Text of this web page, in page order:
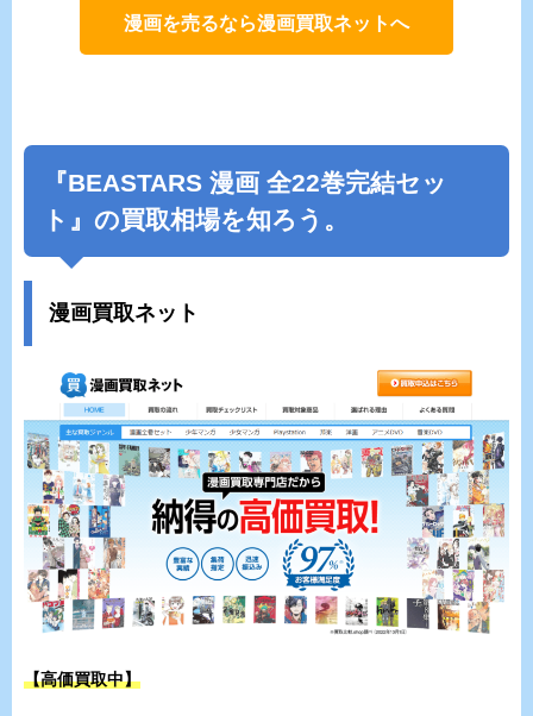
漫画を売るなら漫画買取ネットへ
『BEASTARS 漫画 全22巻完結セッ
ト』の買取相場を知ろう。
漫画買取ネット
【高価買取中】